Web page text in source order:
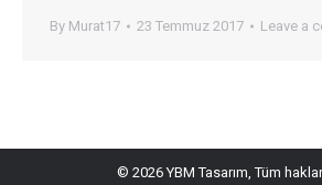
By Murat17 23 Temmuz 2017 Leave a
© 2026 YBM Tasarım, Tüm